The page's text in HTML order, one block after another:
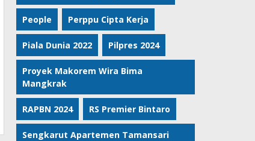
People Perppu Cipta Kerja
Piala Dunia 2022 Pilpres 2024
Proyek Makorem Wira Bima
Mangkrak
RAPBN 2024 RS Premier Bintaro
Sengkarut Apartemen Tamansari